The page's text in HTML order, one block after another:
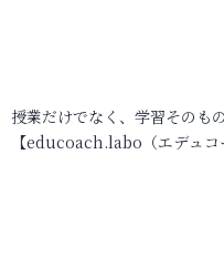
授業だけでなく、学習そのも
【educoach.labo（エデュ